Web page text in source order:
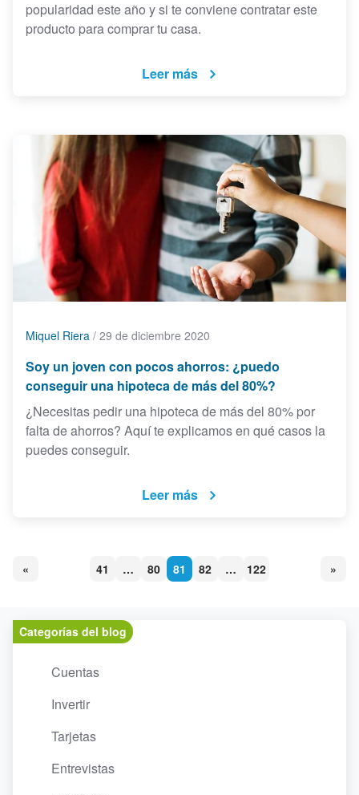
popularidad este año y si te conviene contratar este
producto para comprar tu casa.
Leer más
Miquel Riera / 29 de diciembre 2020
Soy un joven con pocos ahorros: ¿puedo
conseguir una hipoteca de más del 80%?
¿Necesitas pedir una hipoteca de más del 80% por
falta de ahorros? Aquí te explicamos en qué casos la
puedes conseguir.
Leer más
« 41 … 80 81 82 … 122 »
Categorías del blog
Cuentas
Invertir
Tarjetas
Entrevistas